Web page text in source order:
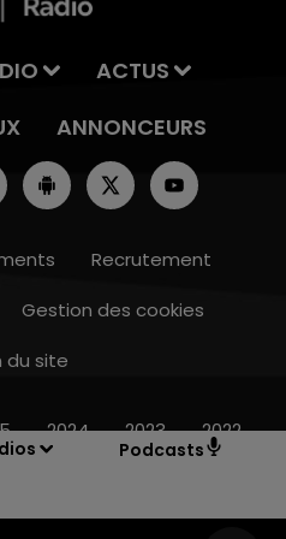
Podcasts
ACTUS
ANNONCEURS
Recrutement
Gestion des cookies
du site
2024 2023 2022